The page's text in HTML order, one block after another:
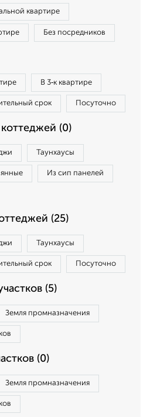
квартире
Без посредников
В 3‑к квартире
срок Посуточно
(0)
Таунхаусы
Из сип панелей
(25)
Таунхаусы
срок Посуточно
(5)
Земля промназначения
(0)
Земля промназначения